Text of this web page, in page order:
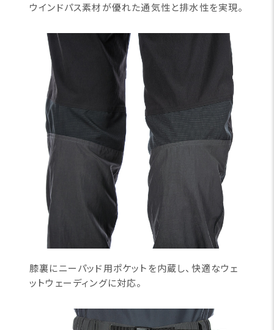
ウインドパス素材が優れた通気性と排水性を実現。
膝裏にニーパッド用ポケットを内蔵し、快適なウェ
ットウェーディングに対応。